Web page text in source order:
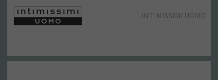
JD
INTIMISSIMI UOMO